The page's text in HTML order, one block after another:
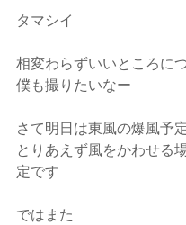
タマシイ
相変わらずいいところに
僕も撮りたいなー
さて明日は東風の爆風予
とりあえず風をかわせる
定です
ではまた